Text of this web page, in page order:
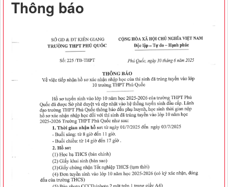
Thông báo